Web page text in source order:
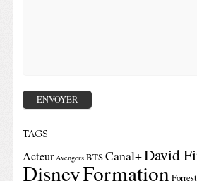
TAGS
Acteur Avengers BTSCanal+David
DisneyFormation